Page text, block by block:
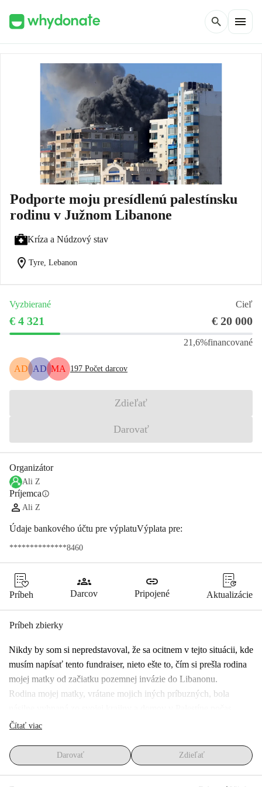
search menu
Podporte moju presídlenú palestínsku
rodinu v Južnom Libanone
Kríza a Núdzový stav
location_on Tyre, Lebanon
Vyzbierané Cieľ
€ 4 321 € 20 000
21,6%financované
AD AD MA 197 Počet darcov
Zdieľať
Darovať
Organizátor
Ali Z
Príjemcainfo
Ali Z
Údaje bankového účtu pre výplatuVýplata pre:
**************8460
Príbeh
groups
Darcov
link
Pripojené Aktualizácie
Príbeh zbierky
Nikdy by som si nepredstavoval, že sa ocitnem v tejto situácii, kde
musím napísať tento fundraiser, nieto ešte to, čím si prešla rodina
mojej matky od začiatku pozemnej invázie do Libanonu.
Rodina mojej matky, vrátane mojich iných príbuzných, bola
Nakby v rokoch 1946-48. Nemali na výber, len ujsť do susedných
konkrétne južný Libanon, kde je krajina chudobnejšia. Od tej
doby žili v utečeneckých táboroch, až kým sa im konečne
Čítať viac
Darovať Zdieľať